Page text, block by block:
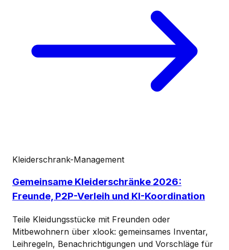
Kleiderschrank-Management
Gemeinsame Kleiderschränke 2026:
Freunde, P2P-Verleih und KI-Koordination
Teile Kleidungsstücke mit Freunden oder
Mitbewohnern über xlook: gemeinsames Inventar,
Leihregeln, Benachrichtigungen und Vorschläge für